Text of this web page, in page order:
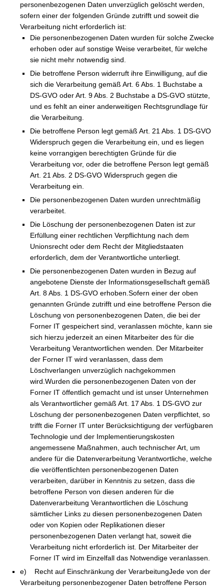
personenbezogenen Daten unverzüglich gelöscht werden,
sofern einer der folgenden Gründe zutrifft und soweit die
Verarbeitung nicht erforderlich ist:
Die personenbezogenen Daten wurden für solche Zwecke
erhoben oder auf sonstige Weise verarbeitet, für welche
sie nicht mehr notwendig sind.
Die betroffene Person widerruft ihre Einwilligung, auf die
sich die Verarbeitung gemäß Art. 6 Abs. 1 Buchstabe a
DS-GVO oder Art. 9 Abs. 2 Buchstabe a DS-GVO stützte,
und es fehlt an einer anderweitigen Rechtsgrundlage für
die Verarbeitung.
Die betroffene Person legt gemäß Art. 21 Abs. 1 DS-GVO
Widerspruch gegen die Verarbeitung ein, und es liegen
keine vorrangigen berechtigten Gründe für die
Verarbeitung vor, oder die betroffene Person legt gemäß
Art. 21 Abs. 2 DS-GVO Widerspruch gegen die
Verarbeitung ein.
Die personenbezogenen Daten wurden unrechtmäßig
verarbeitet.
Die Löschung der personenbezogenen Daten ist zur
Erfüllung einer rechtlichen Verpflichtung nach dem
Unionsrecht oder dem Recht der Mitgliedstaaten
erforderlich, dem der Verantwortliche unterliegt.
Die personenbezogenen Daten wurden in Bezug auf
angebotene Dienste der Informationsgesellschaft gemäß
Art. 8 Abs. 1 DS-GVO erhoben.Sofern einer der oben
genannten Gründe zutrifft und eine betroffene Person die
Löschung von personenbezogenen Daten, die bei der
Forner IT gespeichert sind, veranlassen möchte, kann sie
sich hierzu jederzeit an einen Mitarbeiter des für die
Verarbeitung Verantwortlichen wenden. Der Mitarbeiter
der Forner IT wird veranlassen, dass dem
Löschverlangen unverzüglich nachgekommen
wird.Wurden die personenbezogenen Daten von der
Forner IT öffentlich gemacht und ist unser Unternehmen
als Verantwortlicher gemäß Art. 17 Abs. 1 DS-GVO zur
Löschung der personenbezogenen Daten verpflichtet, so
trifft die Forner IT unter Berücksichtigung der verfügbaren
Technologie und der Implementierungskosten
angemessene Maßnahmen, auch technischer Art, um
andere für die Datenverarbeitung Verantwortliche, welche
die veröffentlichten personenbezogenen Daten
verarbeiten, darüber in Kenntnis zu setzen, dass die
betroffene Person von diesen anderen für die
Datenverarbeitung Verantwortlichen die Löschung
sämtlicher Links zu diesen personenbezogenen Daten
oder von Kopien oder Replikationen dieser
personenbezogenen Daten verlangt hat, soweit die
Verarbeitung nicht erforderlich ist. Der Mitarbeiter der
Forner IT wird im Einzelfall das Notwendige veranlassen.
e) Recht auf Einschränkung der VerarbeitungJede von der
Verarbeitung personenbezogener Daten betroffene Person